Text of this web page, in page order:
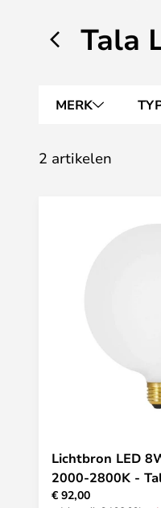
Tala
MERK
2 artikelen
Lichtbron LED
2000-2800K -
€ 92,00